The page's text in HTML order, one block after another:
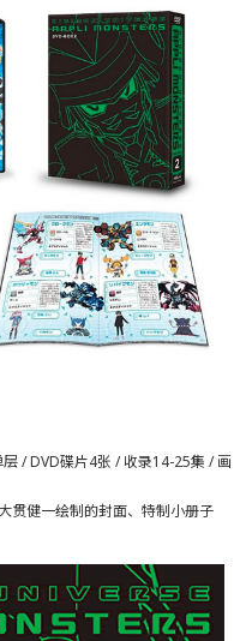
/ DVD碟片4张 / 收录14-25集 / 画
贯健一绘制的封面、特制小册子